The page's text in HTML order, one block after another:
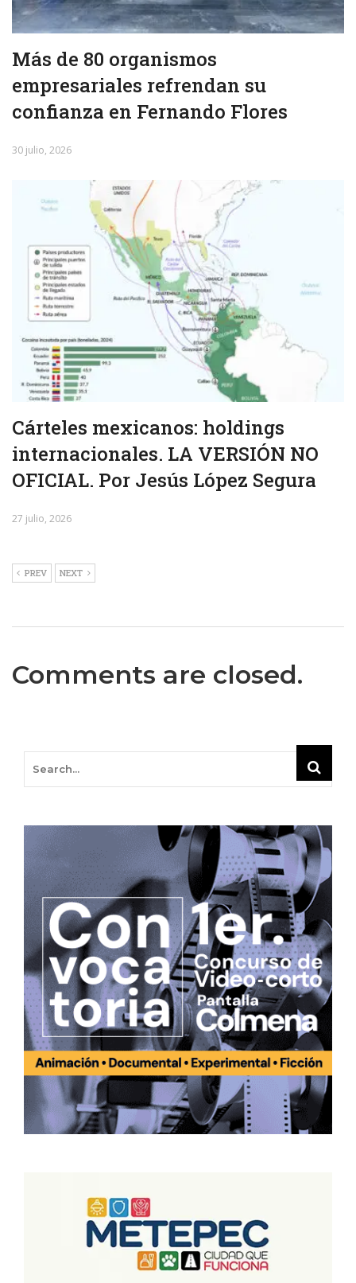
Más de 80 organismos
empresariales refrendan su
confianza en Fernando Flores
30 julio, 2026
Cárteles mexicanos: holdings
internacionales. LA VERSIÓN NO
OFICIAL. Por Jesús López Segura
27 julio, 2026
PREV NEXT
Comments are closed.